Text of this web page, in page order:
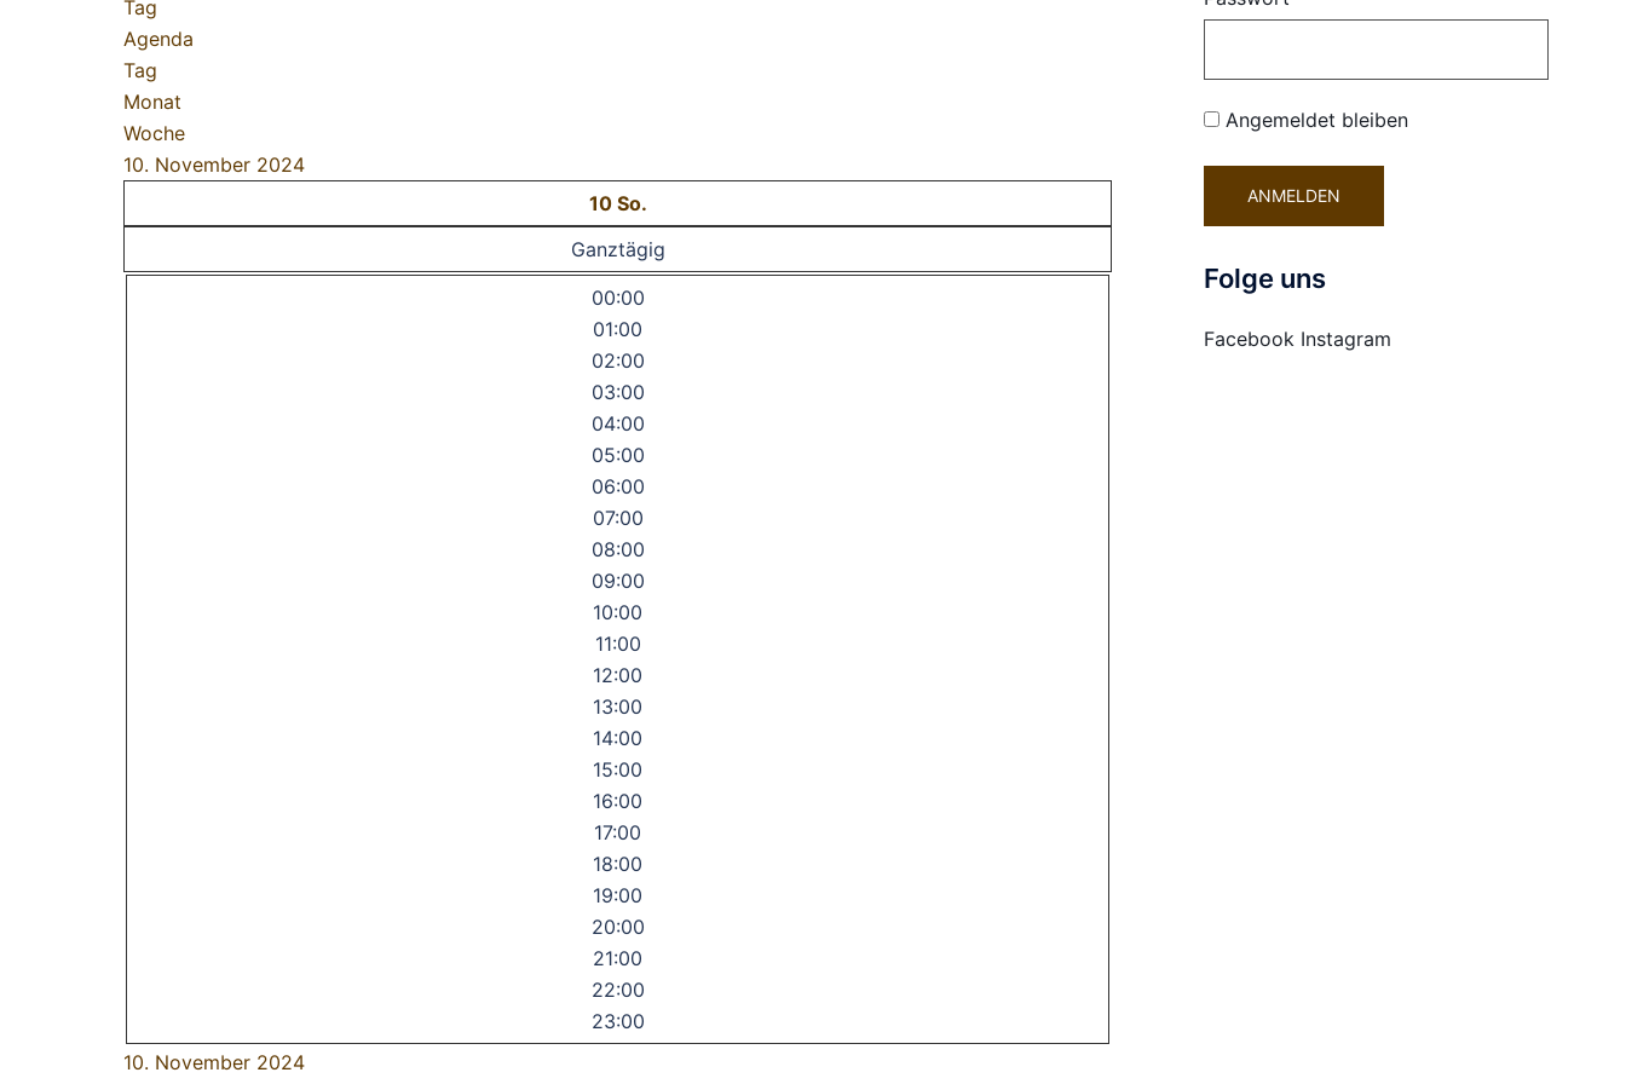
Tag
Agenda
Tag
Monat
Woche
10. November 2024
10 So.
Ganztägig
00:00
01:00
02:00
03:00
04:00
05:00
06:00
07:00
08:00
09:00
10:00
11:00
12:00
13:00
14:00
15:00
16:00
17:00
18:00
19:00
20:00
21:00
22:00
23:00
10. November 2024
Angemeldet bleiben
Folge uns
Facebook Instagram